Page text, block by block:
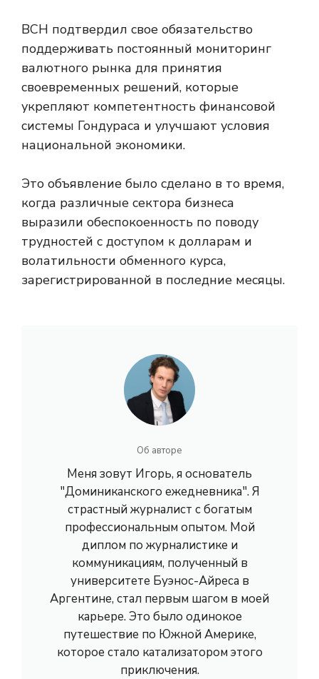
BCH подтвердил свое обязательство
поддерживать постоянный мониторинг
валютного рынка для принятия
своевременных решений, которые
укрепляют компетентность финансовой
системы Гондураса и улучшают условия
национальной экономики.
Это объявление было сделано в то время,
когда различные сектора бизнеса
выразили обеспокоенность по поводу
трудностей с доступом к долларам и
волатильности обменного курса,
зарегистрированной в последние месяцы.
Об авторе
Меня зовут Игорь, я основатель
"Доминиканского ежедневника". Я
страстный журналист с богатым
профессиональным опытом. Мой
диплом по журналистике и
коммуникациям, полученный в
университете Буэнос-Айреса в
Аргентине, стал первым шагом в моей
карьере. Это было одинокое
путешествие по Южной Америке,
которое стало катализатором этого
приключения.